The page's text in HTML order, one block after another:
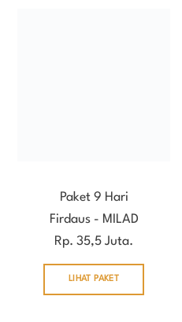
Paket 9 Hari
Firdaus - MILAD
Rp. 35,5 Juta.
LIHAT PAKET